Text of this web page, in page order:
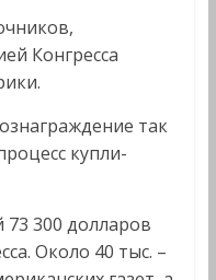
Конгресса
так
купли-
300 долларов
Около 40 тыс. –